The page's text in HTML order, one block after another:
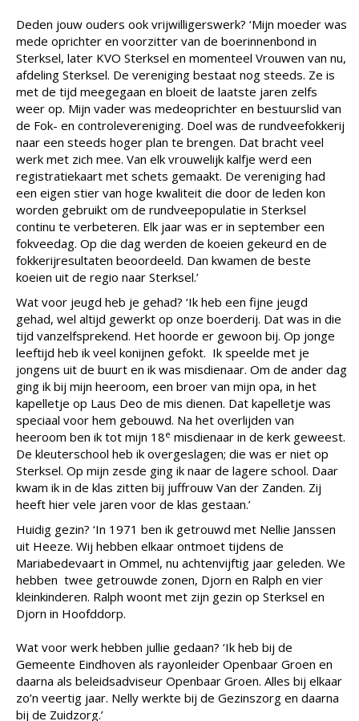
Deden jouw ouders ook vrijwilligerswerk? ‘Mijn moeder was
mede oprichter en voorzitter van de boerinnenbond in
Sterksel, later KVO Sterksel en momenteel Vrouwen van nu,
afdeling Sterksel. De vereniging bestaat nog steeds. Ze is
met de tijd meegegaan en bloeit de laatste jaren zelfs
weer op. Mijn vader was medeoprichter en bestuurslid van
de Fok- en controlevereniging. Doel was de rundveefokkerij
naar een steeds hoger plan te brengen. Dat bracht veel
werk met zich mee. Van elk vrouwelijk kalfje werd een
registratiekaart met schets gemaakt. De vereniging had
een eigen stier van hoge kwaliteit die door de leden kon
worden gebruikt om de rundveepopulatie in Sterksel
continu te verbeteren. Elk jaar was er in september een
fokveedag. Op die dag werden de koeien gekeurd en de
fokkerijresultaten beoordeeld. Dan kwamen de beste
koeien uit de regio naar Sterksel.’
Wat voor jeugd heb je gehad? ‘Ik heb een fijne jeugd
gehad, wel altijd gewerkt op onze boerderij. Dat was in die
tijd vanzelfsprekend. Het hoorde er gewoon bij. Op jonge
leeftijd heb ik veel konijnen gefokt. Ik speelde met je
jongens uit de buurt en ik was misdienaar. Om de ander dag
ging ik bij mijn heeroom, een broer van mijn opa, in het
kapelletje op Laus Deo de mis dienen. Dat kapelletje was
speciaal voor hem gebouwd. Na het overlijden van
heeroom ben ik tot mijn 18e misdienaar in de kerk geweest.
De kleuterschool heb ik overgeslagen; die was er niet op
Sterksel. Op mijn zesde ging ik naar de lagere school. Daar
kwam ik in de klas zitten bij juffrouw Van der Zanden. Zij
heeft hier vele jaren voor de klas gestaan.’
Huidig gezin? ‘In 1971 ben ik getrouwd met Nellie Janssen
uit Heeze. Wij hebben elkaar ontmoet tijdens de
Mariabedevaart in Ommel, nu achtenvijftig jaar geleden. We
hebben twee getrouwde zonen, Djorn en Ralph en vier
kleinkinderen. Ralph woont met zijn gezin op Sterksel en
Djorn in Hoofddorp.
Wat voor werk hebben jullie gedaan? ‘Ik heb bij de
Gemeente Eindhoven als rayonleider Openbaar Groen en
daarna als beleidsadviseur Openbaar Groen. Alles bij elkaar
zo’n veertig jaar. Nelly werkte bij de Gezinszorg en daarna
bij de Zuidzorg.’